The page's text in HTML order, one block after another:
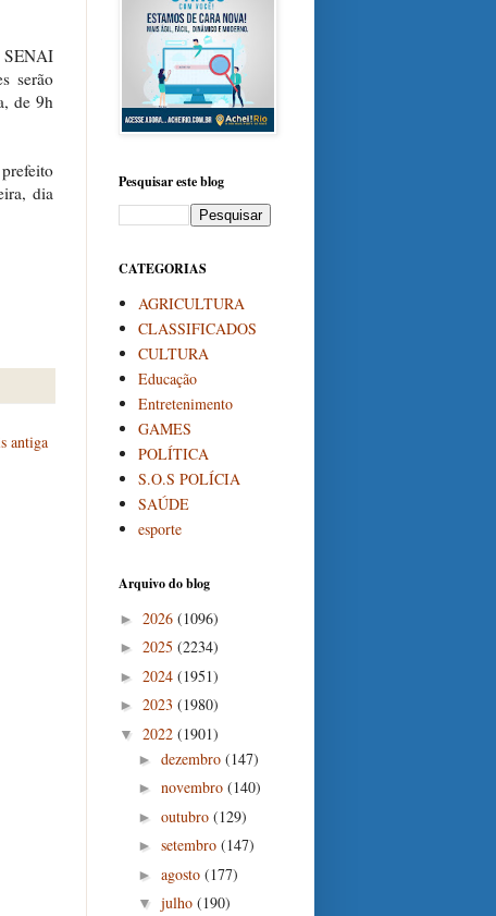
SENAI
serão
de 9h
dia
antiga
Pesquisar este blog
CATEGORIAS
AGRICULTURA
CLASSIFICADOS
CULTURA
Educação
Entretenimento
GAMES
POLÍTICA
S.O.S POLÍCIA
SAÚDE
esporte
Arquivo do blog
► 2026 (1096)
► 2025 (2234)
► 2024 (1951)
► 2023 (1980)
▼ 2022 (1901)
► dezembro (147)
► novembro (140)
► outubro (129)
► setembro (147)
► agosto (177)
▼ julho (190)